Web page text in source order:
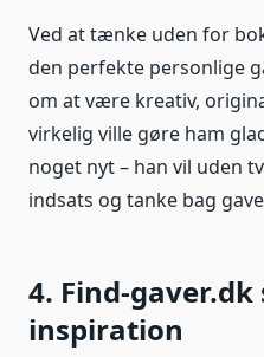
Ved at tænke uden for
den perfekte personlige
om at være kreativ,
virkelig ville gøre ham
noget nyt – han vil uden
indsats og tanke bag
4. Find-
inspiration